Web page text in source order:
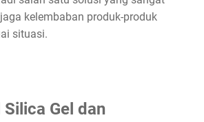
kelembaban produk-produk
situasi.
Gel dan